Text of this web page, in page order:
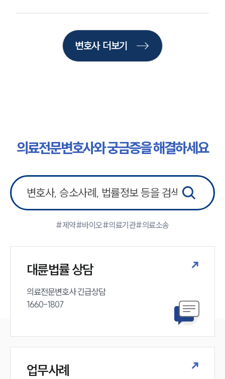
법률지식인
고객후기
구성원 소개
소식/자료
언론보도
공지사항
법률서식
대륜법률상담예약
변호사 더보기
의료전문변호사와 궁금증을 해결하세요
#제약#바이오#의료기관#의료소송
대륜법률 상담
의료전문변호사 긴급상담
1660-1807
업무사례